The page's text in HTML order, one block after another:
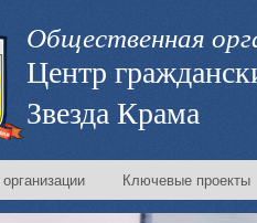
Общественная
Центр
Звезда Крама
Ключевые проекты